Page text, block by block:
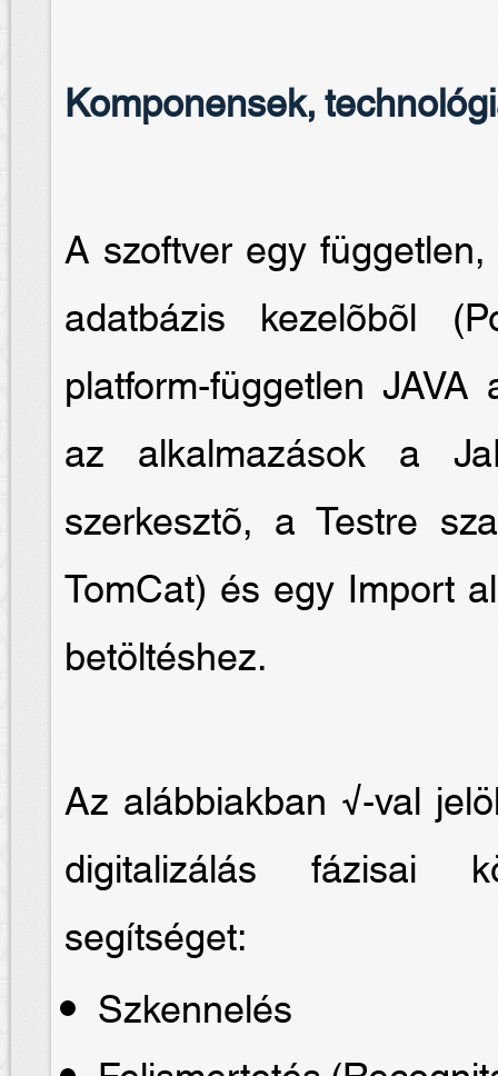
Komponensek,
A szoftver egy
adatbázis kezelõbõl
platform-független
az alkalmazások a
szerkesztõ, a Testre
TomCat) és egy Import
betöltéshez.
Az alábbiakban √-val
digitalizálás fázisai
segítséget:
Szkennelés